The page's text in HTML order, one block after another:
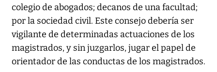
colegio de abogados; decanos de una facultad;
por la sociedad civil. Este consejo debería ser
vigilante de determinadas actuaciones de los
magistrados, y sin juzgarlos, jugar el papel de
orientador de las conductas de los magistrados.